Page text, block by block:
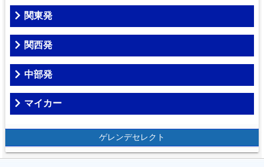
関東発
関西発
中部発
マイカー
ゲレンデセレクト